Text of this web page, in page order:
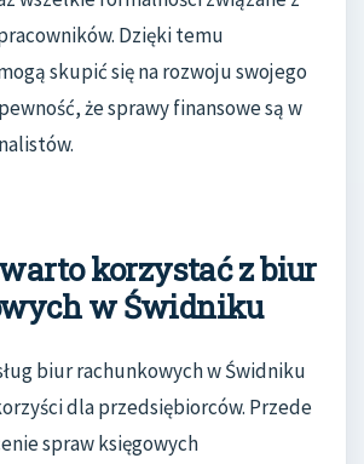
Dzięki temu
skupić się na rozwoju swojego
że sprawy finansowe są w
korzystać z biur
w Świdniku
biur rachunkowych w Świdniku
dla przedsiębiorców. Przede
spraw księgowych